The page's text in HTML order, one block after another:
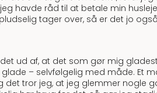
havde råd til at betale min
tager over, så er det jo
ud af, at det som gør mig
– selvfølgelig med måde. Et
tror jeg, at jeg glemmer nogle